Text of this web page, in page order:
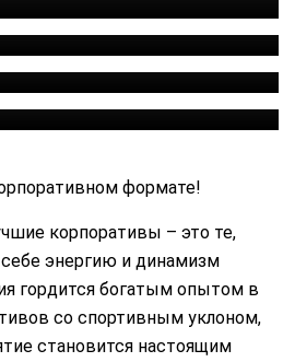
ОХОТА
формате!
корпоративы – это те,
энергию и динамизм
гордится богатым опытом в
со спортивным уклоном,
становится настоящим